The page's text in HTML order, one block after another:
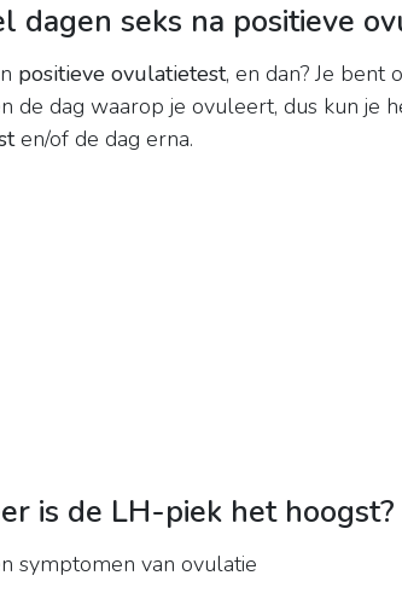
dagen seks na positieve
positieve ovulatietest, en dan? Je bent
de dag waarop je ovuleert, dus kun je
en/of de dag erna.
is de LH-piek het hoogst?
symptomen van ovulatie